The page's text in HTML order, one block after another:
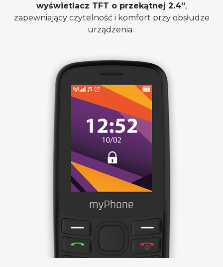
wyświetlacz TFT o przekątnej 2.4”,
zapewniający czytelność i komfort przy obsłudze
urządzenia.